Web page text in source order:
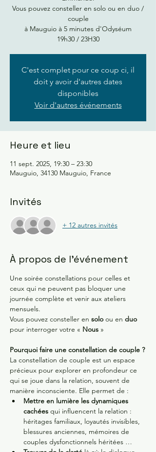
Vous pouvez consteller en solo ou en duo /
couple
à Mauguio à 5 minutes d'Odyséum
19h30 / 23H30
C'est complet pour ce coup ci, il
doit y avoir d'autres dates
disponibles
Voir d'autres événements
Heure et lieu
11 sept. 2025, 19:30 – 23:30
Mauguio, 34130 Mauguio, France
Invités
+ 12 autres invités
À propos de l'événement
Une soirée constellations pour celles et
ceux qui ne peuvent pas bloquer une
journée complète et venir aux ateliers
mensuels.
Vous pouvez consteller en solo ou en duo
pour interroger votre « Nous »
Pourquoi faire une constellation de couple ?
La constellation de couple est un espace
précieux pour explorer en profondeur ce
qui se joue dans la relation, souvent de
manière inconsciente. Elle permet de :
Mettre en lumière les dynamiques
cachées qui influencent la relation :
héritages familiaux, loyautés invisibles,
blessures anciennes, mémoires de
couples dysfonctionnels héritées …